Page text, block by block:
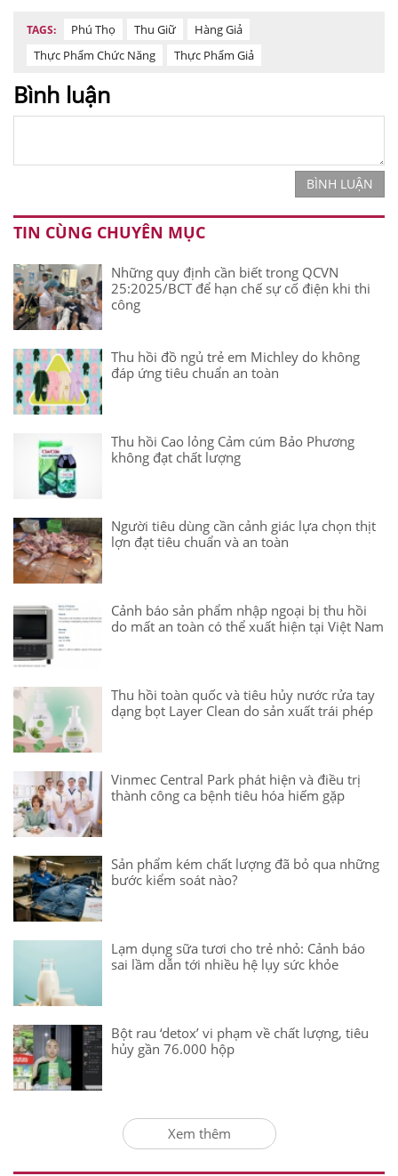
TAGS: Phú Thọ Thu Giữ
Hàng Giả
Thực Phẩm Chức Năng
Thực Phẩm Giả
Bình luận
BÌNH LUẬN
TIN CÙNG CHUYÊN MỤC
Những quy định cần biết trong QCVN
25:2025/BCT để hạn chế sự cố điện khi thi
công
Thu hồi đồ ngủ trẻ em Michley do không
đáp ứng tiêu chuẩn an toàn
Thu hồi Cao lỏng Cảm cúm Bảo Phương
không đạt chất lượng
Người tiêu dùng cần cảnh giác lựa chọn thịt
lợn đạt tiêu chuẩn và an toàn
Cảnh báo sản phẩm nhập ngoại bị thu hồi
do mất an toàn có thể xuất hiện tại Việt Nam
Thu hồi toàn quốc và tiêu hủy nước rửa tay
dạng bọt Layer Clean do sản xuất trái phép
Vinmec Central Park phát hiện và điều trị
thành công ca bệnh tiêu hóa hiếm gặp
Sản phẩm kém chất lượng đã bỏ qua những
bước kiểm soát nào?
Lạm dụng sữa tươi cho trẻ nhỏ: Cảnh báo
sai lầm dẫn tới nhiều hệ lụy sức khỏe
Bột rau ‘detox’ vi phạm về chất lượng, tiêu
hủy gần 76.000 hộp
Xem thêm